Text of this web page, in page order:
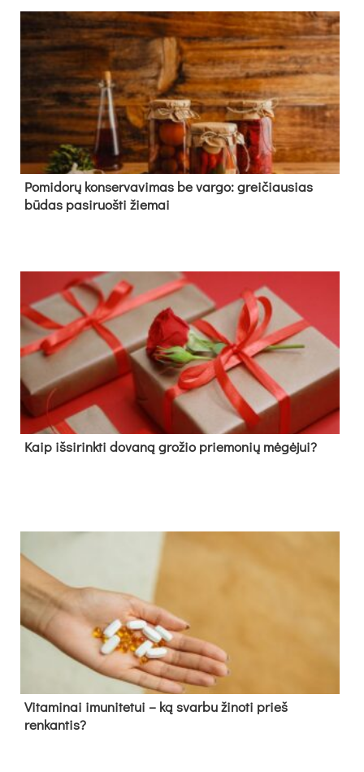
Pomidorų konservavimas be vargo: greičiausias
būdas pasiruošti žiemai
Kaip išsirinkti dovaną grožio priemonių mėgėjui?
Vitaminai imunitetui – ką svarbu žinoti prieš
renkantis?